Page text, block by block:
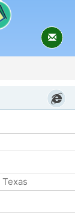
Texas